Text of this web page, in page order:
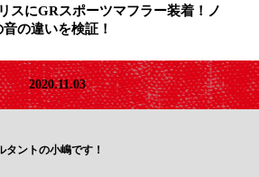
スにGRスポーツマフラー装着！ノ
の違いを検証！
2020.11.03
タントの小嶋です！